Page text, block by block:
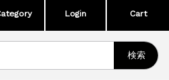
Login Cart